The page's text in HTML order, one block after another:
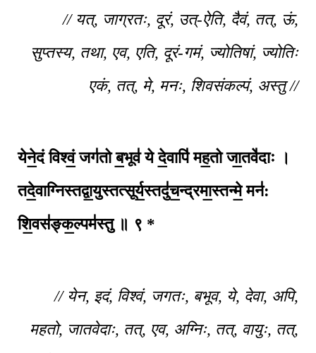
// यत्, जाग्रतः, दूरं, उत्-ऐति, दैवं, तत्, ऊं,
सुप्तस्य, तथा, एव, एति, दूरं-गमं, ज्योतिषां, ज्योतिः
एकं, तत्, मे, मनः, शिवसंकल्पं, अस्तु //
येने॒दं विश्वं॒ जग॑तो ब॒भूव॑ ये दे॒वापि॑ मह॒तो जा॒तवे॑दाः ।
तदे॒वाग्निस्तद्वा॒युस्तत्सूर्य॒स्तदु॑च॒न्द्रमा॒स्तन्मे॒ मन॑:
शि॒वस॑ङ्क॒ल्पम॑स्तु ॥ ९ *
// येन, इदं, विश्वं, जगतः, बभूव, ये, देवा, अपि,
महतो, जातवेदाः, तत्, एव, अग्निः, तत्, वायुः, तत्,